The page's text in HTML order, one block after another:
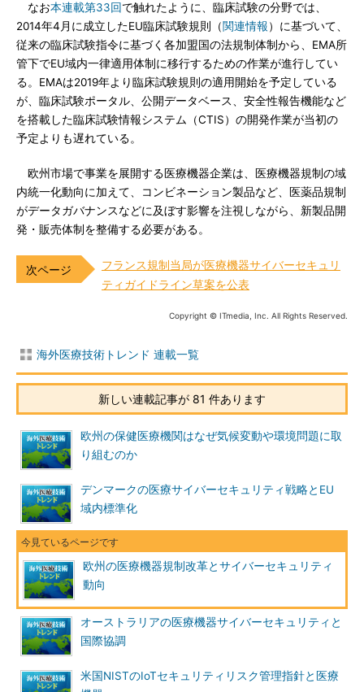
なお本連載第33回で触れたように、臨床試験の分野では、
2014年4月に成立したEU臨床試験規則（関連情報）に基づいて、
従来の臨床試験指令に基づく各加盟国の法規制体制から、EMA所
管下でEU域内一律適用体制に移行するための作業が進行してい
る。EMAは2019年より臨床試験規則の適用開始を予定している
が、臨床試験ポータル、公開データベース、安全性報告機能など
を搭載した臨床試験情報システム（CTIS）の開発作業が当初の
予定よりも遅れている。
欧州市場で事業を展開する医療機器企業は、医療機器規制の域
内統一化動向に加えて、コンビネーション製品など、医薬品規制
がデータガバナンスなどに及ぼす影響を注視しながら、新製品開
発・販売体制を整備する必要がある。
フランス規制当局が医療機器サイバーセキュリ
ティガイドライン草案を公表
Copyright © ITmedia, Inc. All Rights Reserved.
海外医療技術トレンド 連載一覧
新しい連載記事が 81 件あります
欧州の保健医療機関はなぜ気候変動や環境問題に取
り組むのか
デンマークの医療サイバーセキュリティ戦略とEU
域内標準化
欧州の医療機器規制改革とサイバーセキュリティ
動向
オーストラリアの医療機器サイバーセキュリティと
国際協調
米国NISTのIoTセキュリティリスク管理指針と医療